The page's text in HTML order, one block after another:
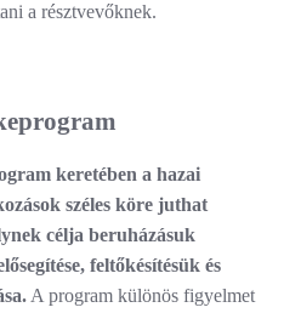
a résztvevőknek.
keretében a hazai
széles köre juthat
célja beruházásuk
feltőkésítésük és
A program különös figyelmet